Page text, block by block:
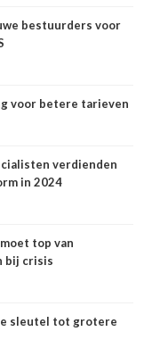
bestuurders voor
voor betere tarieven
verdienden
in 2024
top van
bij crisis
sleutel tot grotere